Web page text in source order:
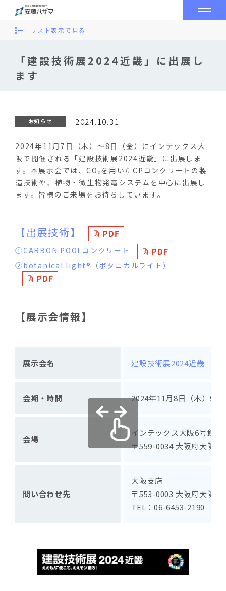
「建設技術展2024近畿」に出展し
ます
リスト表示で見る
お知らせ 2024.10.31
2024年11月7日（木）～8日（金）にインテックス大
阪で開催される「建設技術展2024近畿」に出展しま
す。本展示会では、CO₂を用いたCPコンクリートの製
造技術や、植物・微生物発電システムを中心に出展し
ます。皆様のご来場をお待ちしています。
【出展技術】
①CARBON POOLコンクリート
②botanical light®（ボタニカルライト）
【展示会情報】
展示会名 建設技術展2024近畿
会期・時間 2024年11月8日（木）9：
会場
インテックス大阪6号館C
〒559-0034 大阪府大阪
問い合わせ先
大阪支店
〒553-0003 大阪府大阪
TEL：06-6453-2190